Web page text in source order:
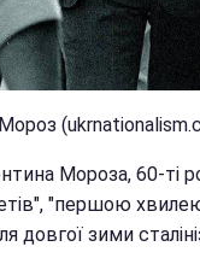
Мороза, 60-ті
"першою
довгої зими